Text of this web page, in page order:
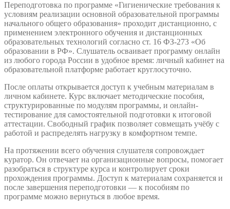
Переподготовка по программе «Гигиенические требования к
условиям реализации основной образовательной программы
начального общего образования» проходит дистанционно, с
применением электронного обучения и дистанционных
образовательных технологий согласно ст. 16 ФЗ-273 «Об
образовании в РФ». Слушатель осваивает программу онлайн
из любого города России в удобное время: личный кабинет на
образовательной платформе работает круглосуточно.
После оплаты открывается доступ к учебным материалам в
личном кабинете. Курс включает методические пособия,
структурированные по модулям программы, и онлайн-
тестирование для самостоятельной подготовки к итоговой
аттестации. Свободный график позволяет совмещать учёбу с
работой и распределять нагрузку в комфортном темпе.
На протяжении всего обучения слушателя сопровождает
куратор. Он отвечает на организационные вопросы, помогает
разобраться в структуре курса и контролирует сроки
прохождения программы. Доступ к материалам сохраняется и
после завершения переподготовки — к пособиям по
программе можно вернуться в любое время.